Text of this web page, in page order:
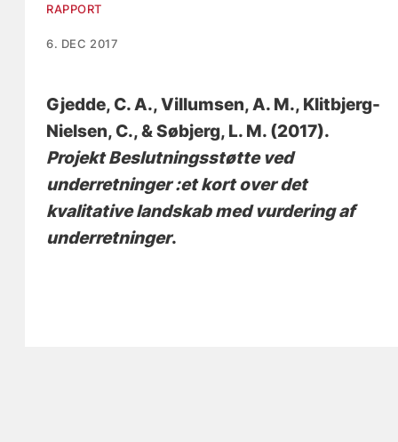
RAPPORT
6. DEC 2017
Gjedde, C. A., Villumsen, A. M., Klitbjerg-
Nielsen, C., & Søbjerg, L. M. (2017).
Projekt Beslutningsstøtte ved
underretninger :et kort over det
kvalitative landskab med vurdering af
underretninger.